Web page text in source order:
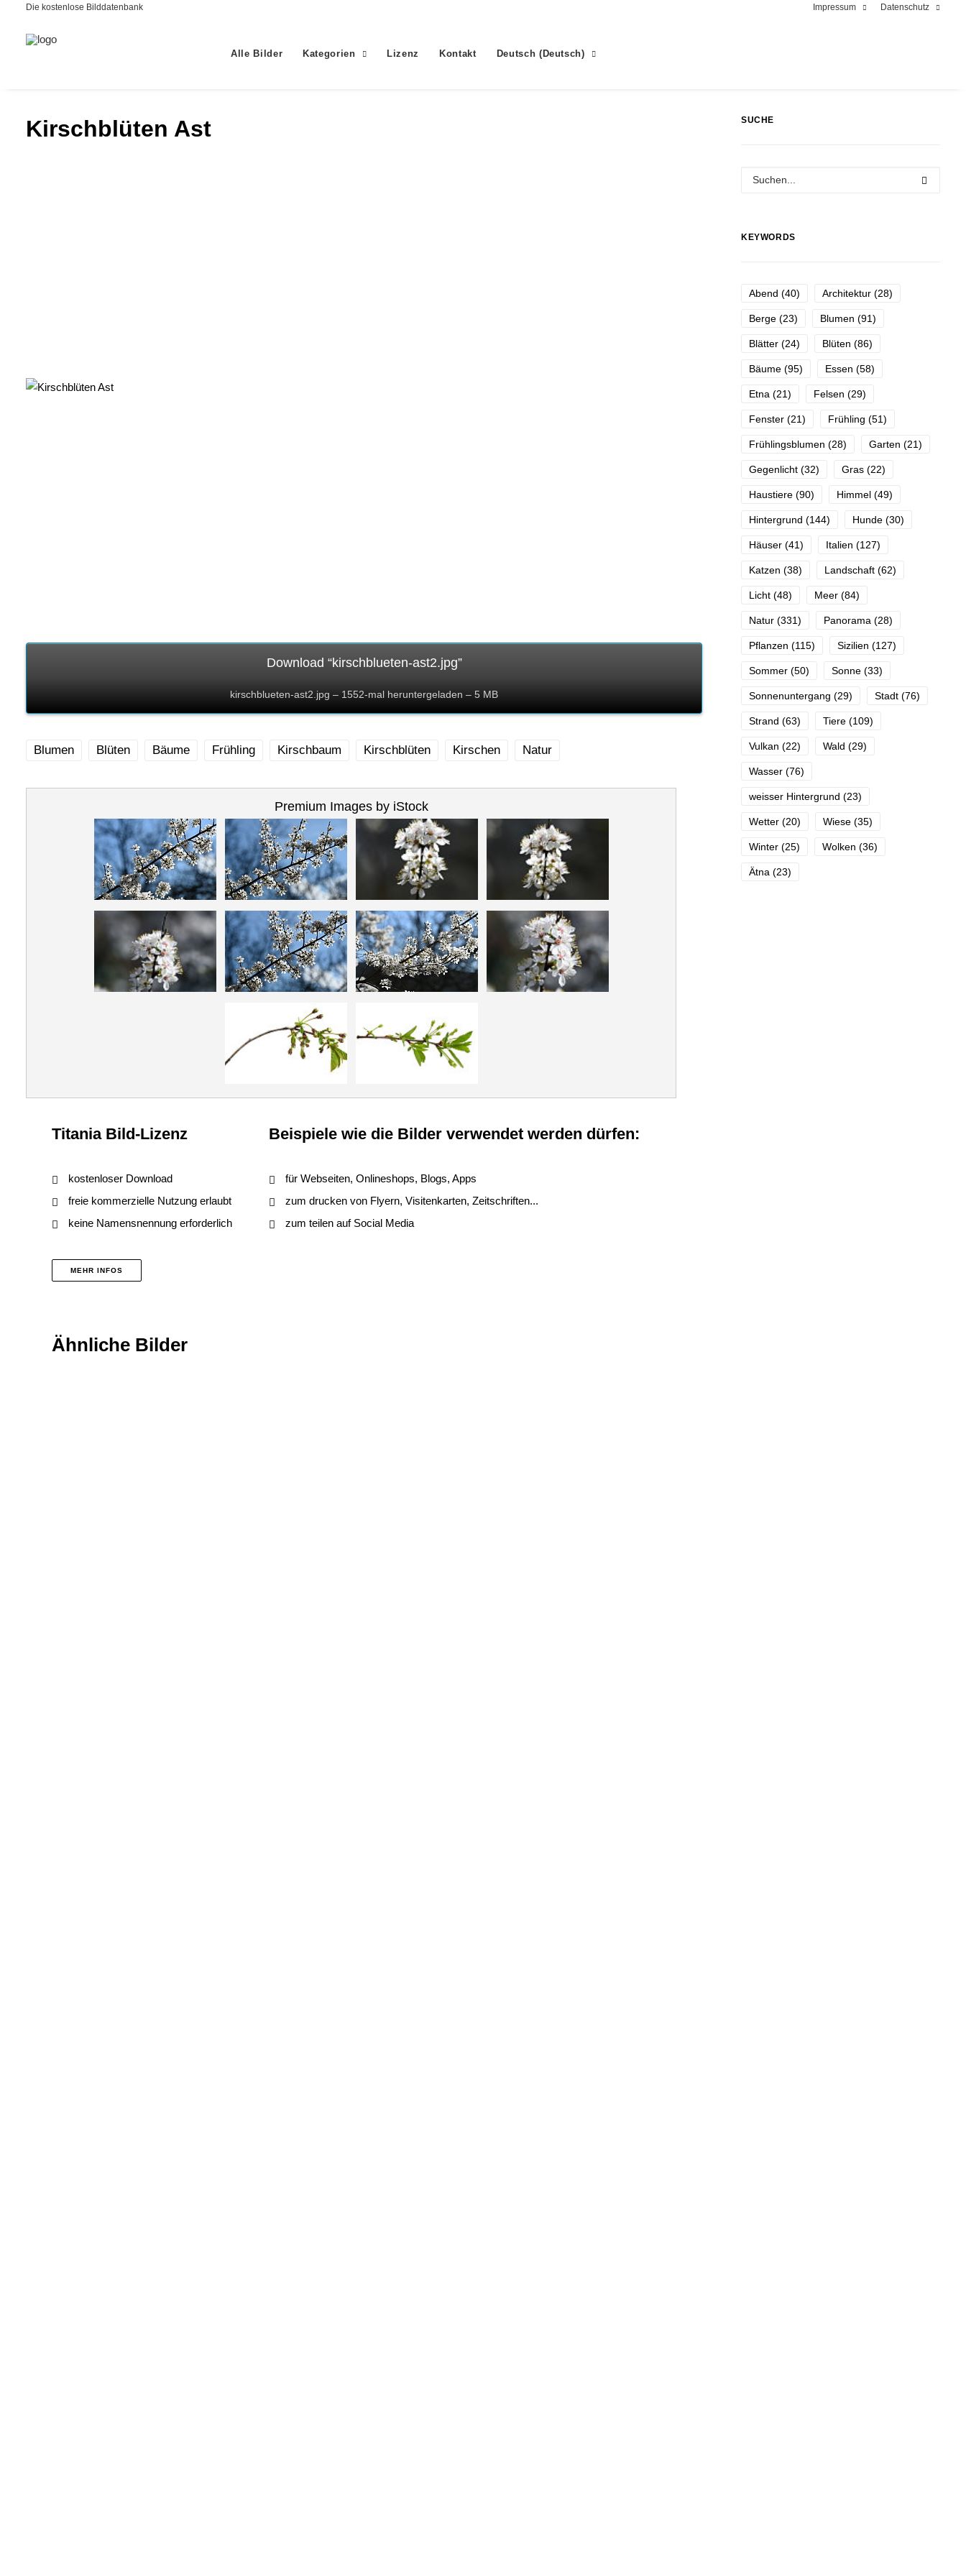
Die kostenlose Bilddatenbank Impressum Datenschutz
Alle Bilder Kategorien Lizenz Kontakt Deutsch (Deutsch)
Kirschblüten Ast
Download “kirschblueten-ast2.jpg”
kirschblueten-ast2.jpg – 1552-mal heruntergeladen – 5 MB
Blumen Blüten Bäume Frühling Kirschbaum Kirschblüten Kirschen Natur
Premium Images by iStock
Titania Bild-Lizenz
kostenloser Download
freie kommerzielle Nutzung erlaubt
keine Namensnennung erforderlich
MEHR INFOS
Beispiele wie die Bilder verwendet werden dürfen:
für Webseiten, Onlineshops, Blogs, Apps
zum drucken von Flyern, Visitenkarten, Zeitschriften...
zum teilen auf Social Media
Ähnliche Bilder
SUCHE
KEYWORDS
Abend (40) Architektur (28)
Berge (23) Blumen (91)
Blätter (24) Blüten (86)
Bäume (95) Essen (58)
Etna (21) Felsen (29)
Fenster (21) Frühling (51)
Frühlingsblumen (28) Garten (21)
Gegenlicht (32) Gras (22)
Haustiere (90) Himmel (49)
Hintergrund (144) Hunde (30)
Häuser (41) Italien (127)
Katzen (38) Landschaft (62)
Licht (48) Meer (84)
Natur (331) Panorama (28)
Pflanzen (115) Sizilien (127)
Sommer (50) Sonne (33)
Sonnenuntergang (29) Stadt (76)
Strand (63) Tiere (109)
Vulkan (22) Wald (29)
Wasser (76)
weisser Hintergrund (23)
Wetter (20) Wiese (35)
Winter (25) Wolken (36)
Ätna (23)